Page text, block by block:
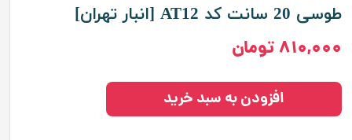
طوسی 20 سانت کد AT12 [انبار تهران]
۸۱۰,۰۰۰ تومان
افزودن به سبد خرید